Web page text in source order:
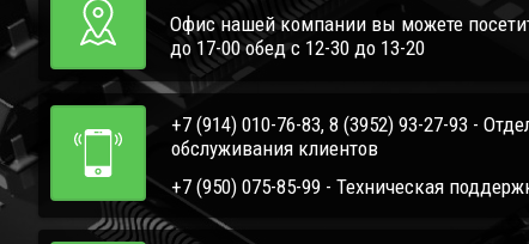
Офис нашей компании вы можете
до 17-00 обед с 12-30 до 13-20
+7 (914) 010-76-83, 8 (3952) 93-27-93 -
обслуживания клиентов
+7 (950) 075-85-99 - Техническая